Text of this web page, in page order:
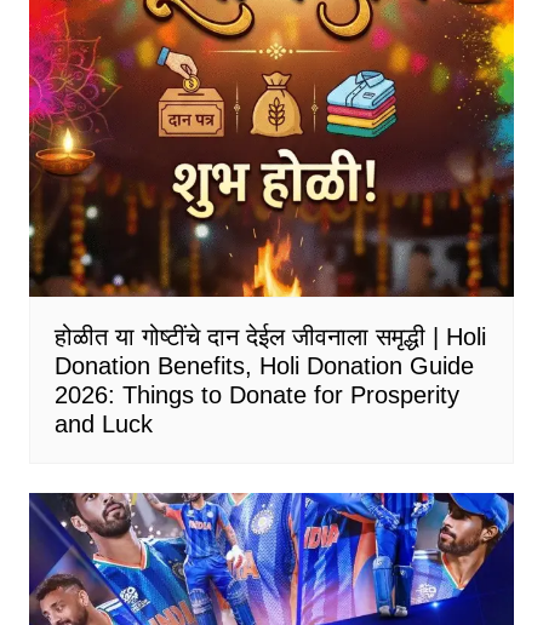
होळीत या गोष्टींचे दान देईल जीवनाला समृद्धी | Holi
Donation Benefits, Holi Donation Guide
2026: Things to Donate for Prosperity
and Luck